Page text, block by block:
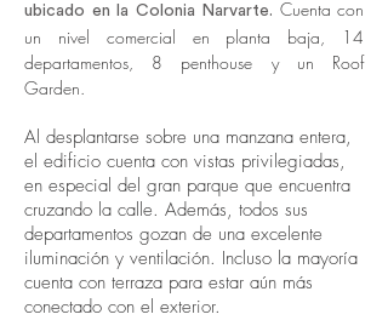
ubicado en la Colonia Narvarte. Cuenta con
un nivel comercial en planta baja, 14
departamentos, 8 penthouse y un Roof
Garden.
Al desplantarse sobre una manzana entera,
el edificio cuenta con vistas privilegiadas,
en especial del gran parque que encuentra
cruzando la calle. Además, todos sus
departamentos gozan de una excelente
iluminación y ventilación. Incluso la mayoría
cuenta con terraza para estar aún más
conectado con el exterior.